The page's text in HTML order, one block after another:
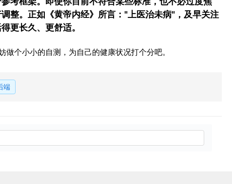
整。正如《黄帝内经》所言："上医治未病"，及早关注
更长久、更舒适。
做个小小的自测，为自己的健康状况打个分吧。
端